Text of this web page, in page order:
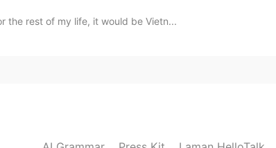
the rest of my life, it would be Vietn...